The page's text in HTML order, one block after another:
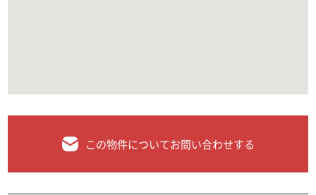
この物件についてお問い合わせする